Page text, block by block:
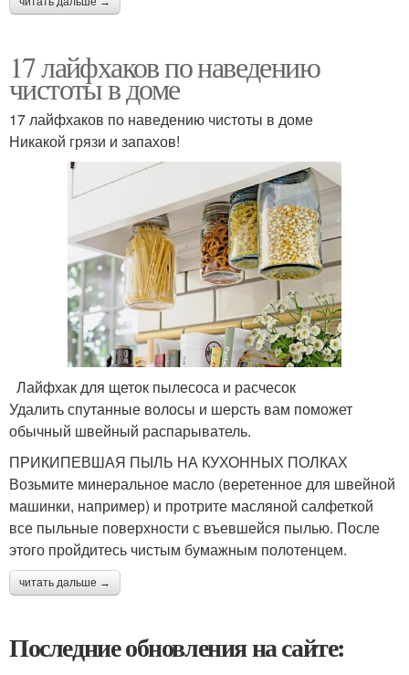
17 лайфхаков по наведению
чистоты в доме
17 лайфхаков по наведению чистоты в доме
Никакой грязи и запахов!
Лайфхак для щеток пылесоса и расчесок
Удалить спутанные волосы и шерсть вам поможет
обычный швейный распарыватель.
ПРИКИПЕВШАЯ ПЫЛЬ НА КУХОННЫХ ПОЛКАХ
Возьмите минеральное масло (веретенное для швейной
машинки, например) и протрите масляной салфеткой
все пыльные поверхности с въевшейся пылью. После
этого пройдитесь чистым бумажным полотенцем.
читать дальше →
Последние обновления на сайте: